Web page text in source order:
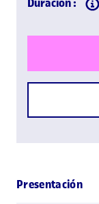
Duración :
Presentación